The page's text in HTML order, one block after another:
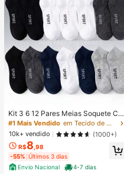
Kit 3 6 12 Pares Meias Soquete Ca
no Curto Unissex Multicolorido 40-
46
#1 Mais Vendido
em Tecido de malha Meias masculinas até o tornozel
10k+ vendido
(1000+)
R$8 ,98
-55% Últimos 3 dias
Envio Nacional
4-7 dias